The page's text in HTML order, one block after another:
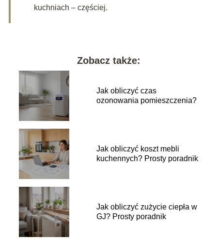
kuchniach – częściej.
Zobacz także:
Jak obliczyć czas
ozonowania pomieszczenia?
Jak obliczyć koszt mebli
kuchennych? Prosty poradnik
Jak obliczyć zużycie ciepła w
GJ? Prosty poradnik